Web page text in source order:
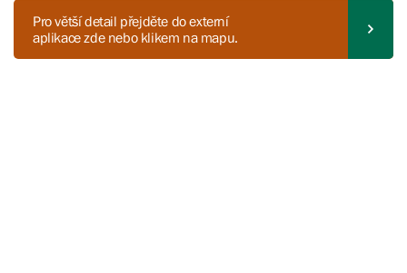
Pro větší detail přejděte do externí
aplikace zde nebo klikem na mapu.